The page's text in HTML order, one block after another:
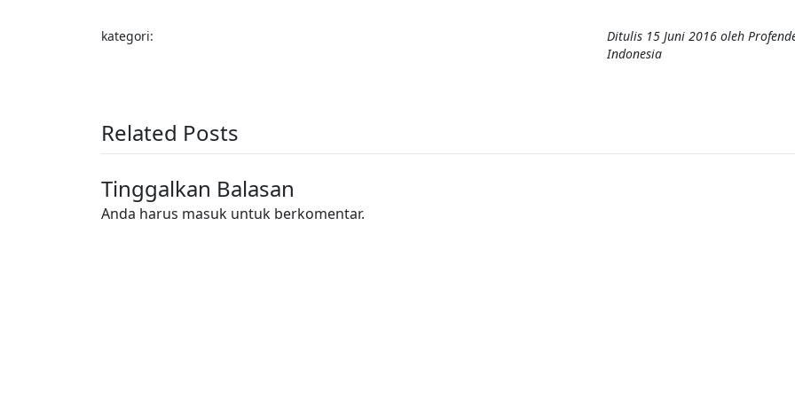
kategori: Ditulis 15 Juni 2016oleh
Indonesia
Related Posts
Tinggalkan Balasan
Anda harus masuk untuk berkomentar.